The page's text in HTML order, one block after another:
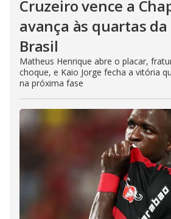
Cruzeiro vence a
avança às quartas da
Brasil
Matheus Henrique abre o placar,
choque, e Kaio Jorge fecha a vitória
na próxima fase